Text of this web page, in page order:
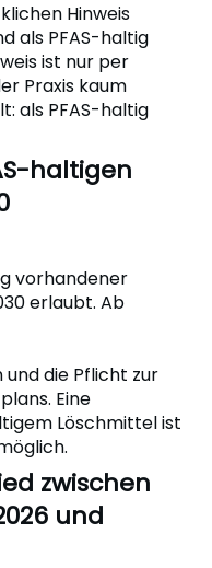
Hinweis
als PFAS-haltig
ist nur per
Praxis kaum
als PFAS-haltig
haltigen
vorhandener
erlaubt. Ab
die Pflicht zur
Eine
Löschmittel ist
zwischen
und